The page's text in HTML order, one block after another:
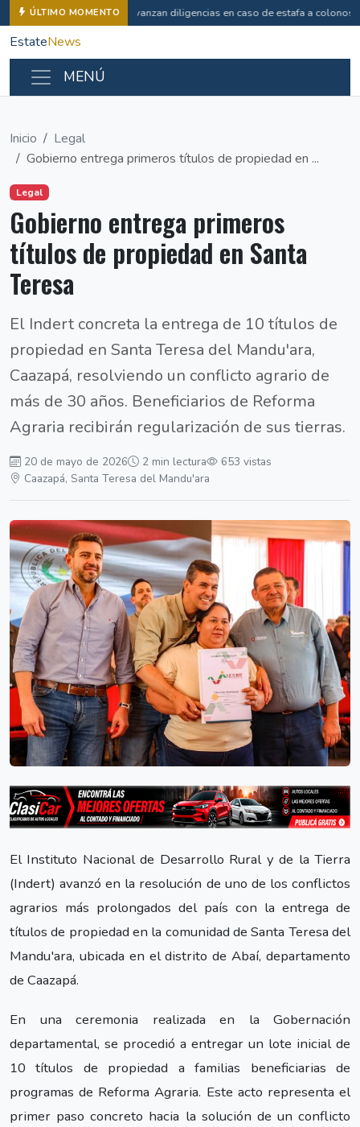
ÚLTIMO MOMENTO Avanzan diligencias en caso de estafa a colonos
EstateNews
MENÚ
Inicio
Legal
Gobierno entrega primeros títulos de propiedad en ...
Legal
Gobierno entrega primeros
títulos de propiedad en Santa
Teresa
El Indert concreta la entrega de 10 títulos de
propiedad en Santa Teresa del Mandu'ara,
Caazapá, resolviendo un conflicto agrario de
más de 30 años. Beneficiarios de Reforma
Agraria recibirán regularización de sus tierras.
20 de mayo de 2026 2 min lectura
653 vistas
Caazapá, Santa Teresa del Mandu'ara
El Instituto Nacional de Desarrollo Rural y de la Tierra
(Indert) avanzó en la resolución de uno de los conflictos
agrarios más prolongados del país con la entrega de
títulos de propiedad en la comunidad de Santa Teresa del
Mandu'ara, ubicada en el distrito de Abaí, departamento
de Caazapá.
En una ceremonia realizada en la Gobernación
departamental, se procedió a entregar un lote inicial de
10 títulos de propiedad a familias beneficiarias de
programas de Reforma Agraria. Este acto representa el
primer paso concreto hacia la solución de un conflicto